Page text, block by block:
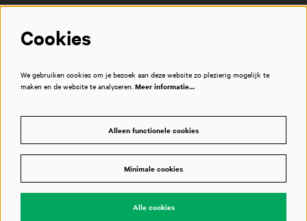
Powered byCultureSuite
Cookies
We gebruiken cookies om je bezoek aan deze website zo plezierig mogelijk te
maken en de website te analyseren. Meer informatie…
Alleen functionele cookies
Minimale cookies
Alle cookies